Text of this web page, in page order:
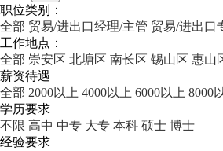
职位类别：
全部 贸易/进出口经理/主管 贸易/进出口
工作地点：
全部 崇安区 北塘区 南长区 锡山区 惠山
薪资待遇
全部 2000以上 4000以上 6000以上 8000
学历要求
不限 高中 中专 大专 本科 硕士 博士
经验要求